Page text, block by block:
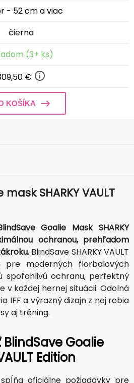
- 52 cm a viac
čierna
(3+ ks)
€
KOŠÍKA
SHARKY VAULT
Goalie Mask SHARKY
ochranou, prehľadom
BlindSave SHARKY VAULT
pre moderných florbalových
spoľahlivú ochranu, perfektný
v každej hernej situácii. Odolná
IFF a výrazný dizajn z nej robia
aj tréning.
Goalie
Edition
oficiálne požiadavky pre